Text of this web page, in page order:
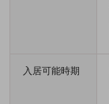
入居可能時期